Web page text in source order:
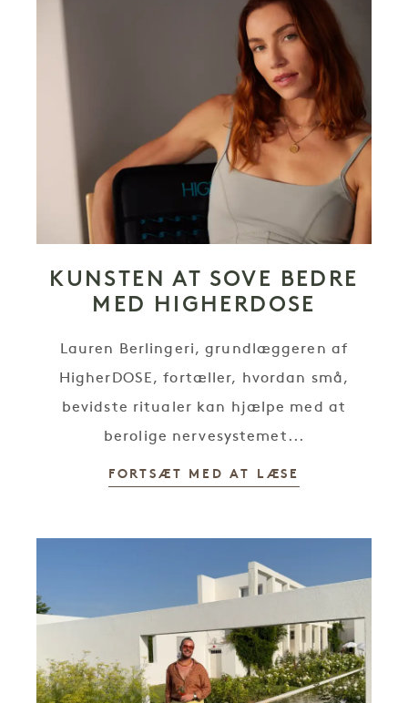
KUNSTEN AT SOVE BEDRE
MED HIGHERDOSE
Lauren Berlingeri, grundlæggeren af
HigherDOSE, fortæller, hvordan små,
bevidste ritualer kan hjælpe med at
berolige nervesystemet...
FORTSÆT MED AT LÆSE